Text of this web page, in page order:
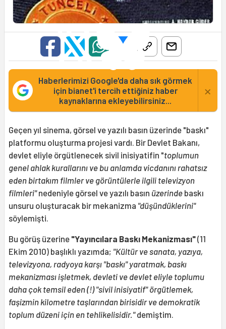
Haberlerimizi Google'da daha sık görmek
için bianet'i tercih ettiğiniz haber
kaynaklarına ekleyebilirsiniz...
×
Geçen yıl sinema, görsel ve yazılı basın üzerinde "baskı"
platformu oluşturma projesi vardı. Bir Devlet Bakanı,
devlet eliyle örgütlenecek sivil inisiyatifin "toplumun
genel ahlak kurallarını ve bu anlamda vicdanını rahatsız
eden birtakım filmler ve görüntülerle ilgili televizyon
filmleri"nedeniyle görsel ve yazılı basın üzerinde baskı
unsuru oluşturacak bir mekanizma "düşündüklerini"
söylemişti.
Bu görüş üzerine "Yayıncılara Baskı Mekanizması"(11
Ekim 2010) başlıklı yazımda; "Kültür ve sanata, yazıya,
televizyona, radyoya karşı "baskı" yaratmak, baskı
mekanizması işletmek, devleti ve devlet eliyle toplumu
daha çok temsil eden (!) "sivil inisiyatif" örgütlemek,
faşizmin kilometre taşlarından birisidir ve demokratik
toplum düzeni için en tehlikelisidir."demiştim.